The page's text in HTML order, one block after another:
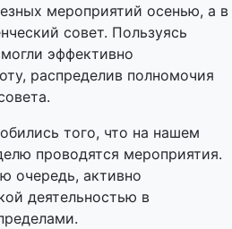
мероприятий осенью, а в
совет. Пользуясь
эффективно
распределив полномочия
того, что на нашем
проводятся мероприятия.
очередь, активно
деятельностью в